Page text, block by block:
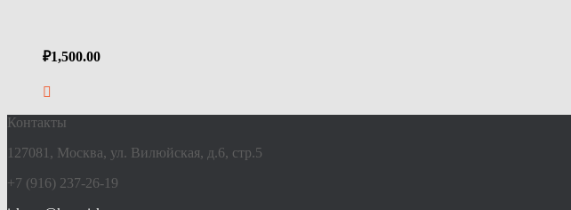
₽1,500.00
Контакты
127081, Москва, ул. Вилюйская, д.6, стр.5
+7 (916) 237-26-19